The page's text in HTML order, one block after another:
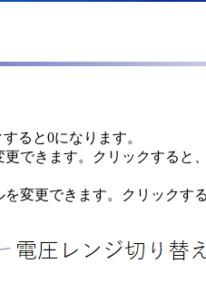
ると0になります。
できます。
クリックすると
変更できます。
クリックす